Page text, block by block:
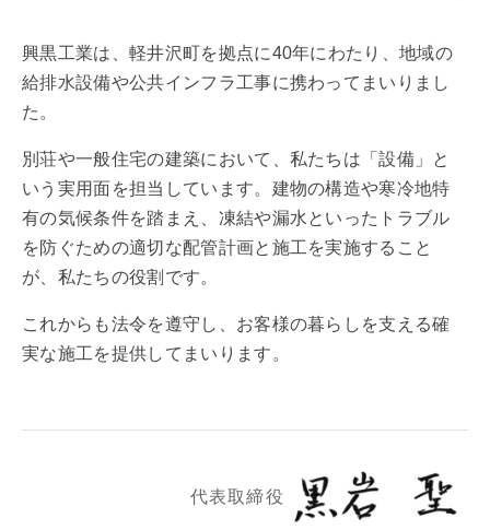
興黒工業は、軽井沢町を拠点に40年にわたり、地域の
給排水設備や公共インフラ工事に携わってまいりまし
た。
別荘や一般住宅の建築において、私たちは「設備」と
いう実用面を担当しています。建物の構造や寒冷地特
有の気候条件を踏まえ、凍結や漏水といったトラブル
を防ぐための適切な配管計画と施工を実施すること
が、私たちの役割です。
これからも法令を遵守し、お客様の暮らしを支える確
実な施工を提供してまいります。
代表取締役